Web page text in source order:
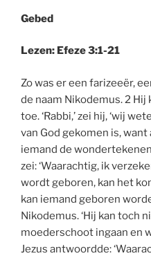
Gebed
Lezen: Efeze 3:1-21
Zo was er een farizeeër,
de naam Nikodemus. 2 Hij
toe. ‘Rabbi,’ zei hij, ‘wij
van God gekomen is,
iemand de
zei: ‘Waarachtig, ik
wordt geboren, kan het
kan iemand geboren
Nikodemus. ‘Hij kan toch
moederschoot ingaan en
Jezus antwoordde: